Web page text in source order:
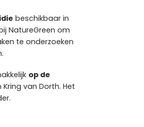
beschikbaar in
NatureGreen om
te onderzoeken
op de
van Dorth. Het